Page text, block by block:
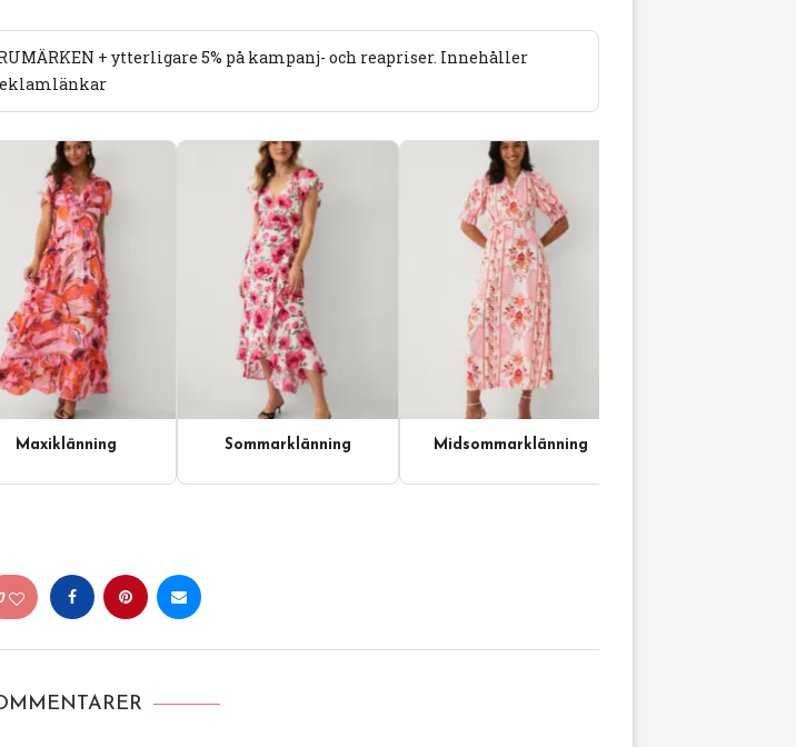
+ ytterligare 5% på kampanj- och reapriser. Innehåller
Maxiklänning Sommarklänning Midsommarklänning